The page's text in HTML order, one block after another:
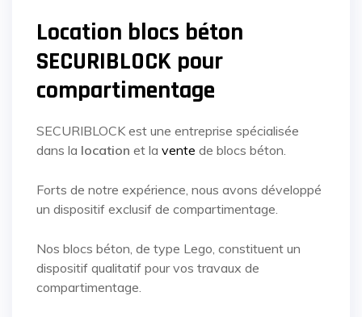
Location blocs béton
SECURIBLOCK pour
compartimentage
SECURIBLOCK est une entreprise spécialisée
dans la location et la vente de blocs béton.
Forts de notre expérience, nous avons développé
un dispositif exclusif de compartimentage.
Nos blocs béton, de type Lego, constituent un
dispositif qualitatif pour vos travaux de
compartimentage.